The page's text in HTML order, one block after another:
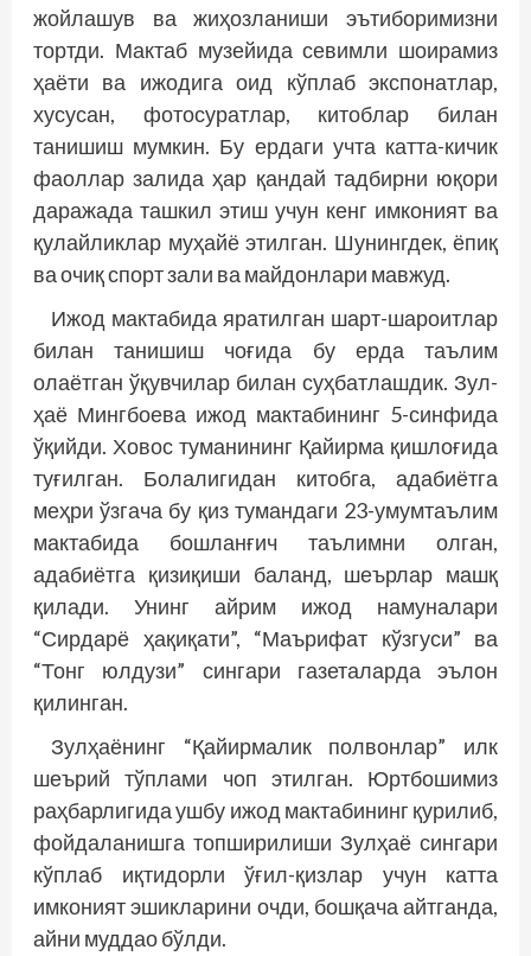
жойлашув ва жиҳозланиши эътиборимизни
тортди. Мактаб музейида севимли шоирамиз
ҳаёти ва ижодига оид кўплаб экспонатлар,
хусусан, фотосуратлар, китоб­лар билан
танишиш мумкин. Бу ердаги учта катта-кичик
фаоллар залида ҳар қандай тадбирни юқори
даражада ташкил этиш учун кенг имконият ва
қулайликлар муҳайё этилган. Шунингдек, ёпиқ
ва очиқ спорт зали ва майдонлари мавжуд.
Ижод мактабида яратилган шарт-шароитлар
билан танишиш чоғида бу ерда таълим
олаётган ўқувчилар билан суҳбатлашдик. Зул­
ҳаё Мингбоева ижод мактабининг 5-синфида
ўқийди. Ховос туманининг Қайирма қишлоғида
туғилган. Болалигидан китобга, адабиётга
меҳри ўзгача бу қиз тумандаги 23-умумтаълим
мактабида бошланғич таълимни олган,
адабиётга қизиқиши баланд, шеърлар машқ
қилади. Унинг айрим ижод намуналари
“Сирдарё ҳақиқати”, “Маърифат кўзгуси” ва
“Тонг юлдузи” сингари газеталарда эълон
қилинган.
Зулҳаёнинг “Қайирмалик полвонлар” илк
шеърий тўплами чоп этилган. Юртбошимиз
раҳбарлигида ушбу ижод мактабининг қурилиб,
фойдаланишга топширилиши Зул­ҳаё сингари
кўплаб иқтидорли ўғил-қизлар учун катта
имконият эшикларини очди, бошқача айтганда,
айни муддао бўлди.